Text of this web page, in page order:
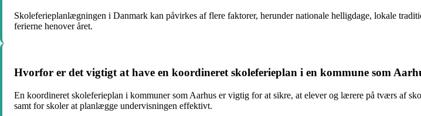
Skoleferieplanlægningen i Danmark kan påvirkes af flere faktorer, herunder nationale helligdage, lokale
ferierne henover året.
Hvorfor er det vigtigt at have en koordineret skoleferieplan i en kommune som
En koordineret skoleferieplan i kommuner som Aarhus er vigtig for at sikre, at elever og lærere på tværs af
samt for skoler at planlægge undervisningen effektivt.